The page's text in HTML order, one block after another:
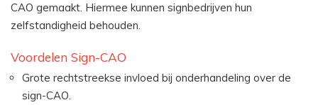
CAO gemaakt. Hiermee kunnen signbedrijven hun
zelfstandigheid behouden.
Voordelen Sign-CAO
Grote rechtstreekse invloed bij onderhandeling over de
sign-CAO.